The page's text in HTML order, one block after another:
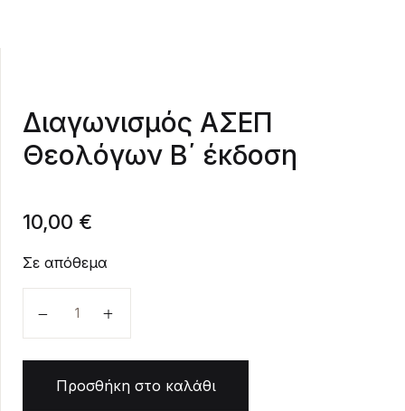
Διαγωνισμός ΑΣΕΠ
Θεολόγων Β΄ έκδοση
10,00 €
Σε απόθεμα
Προσθήκη στο καλάθι